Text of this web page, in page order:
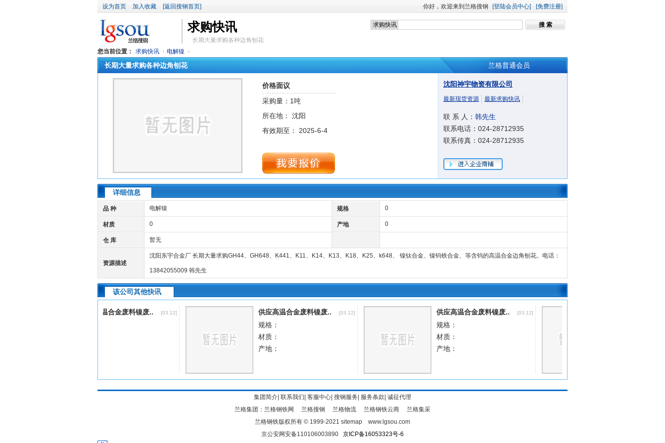
设为首页 加入收藏 [返回搜钢首页] 你好，欢迎来到兰格搜钢 [登陆会员中心] [免费注册]
求购快讯
长期大量求购各种边角刨花
您当前位置：
求购快讯 电解镍
长期大量求购各种边角刨花 兰格普通会员
价格面议
采购量：1吨
所在地： 沈阳
有效期至： 2025-6-4
沈阳神宇物资有限公司
最新现货资源 最新求购快讯
联 系 人： 韩先生
联系电话：024-28712935
联系传真：024-28712935
详细信息
品 种 电解镍 规格 0
材质 0 产地 0
仓 库 暂无
资源描述
沈阳东宇合金厂 长期大量求购GH44、GH648、K441、K11、K14、K13、K18、K25、k648、 镍钛合金、镍钨铁合金、等含钨的高温合金边角刨花。电话：
13842055009 韩先生
该公司其他快讯
集团简介 联系我们 客服中心 搜钢服务 服务条款 诚征代理
兰格集团： 兰格钢铁网 兰格搜钢 兰格物流 兰格钢铁云商
兰格集采
兰格钢铁版权所有 © 1999-2021 sitemap
www.lgsou.com
京公安网安备110106003890
京ICP备16053323号-6